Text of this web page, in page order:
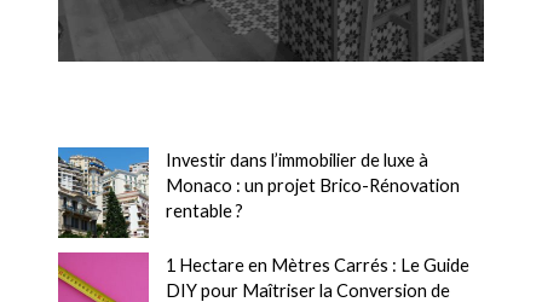
Investir dans l’immobilier de luxe à
Monaco : un projet Brico-Rénovation
rentable ?
1 Hectare en Mètres Carrés : Le Guide
DIY pour Maîtriser la Conversion de